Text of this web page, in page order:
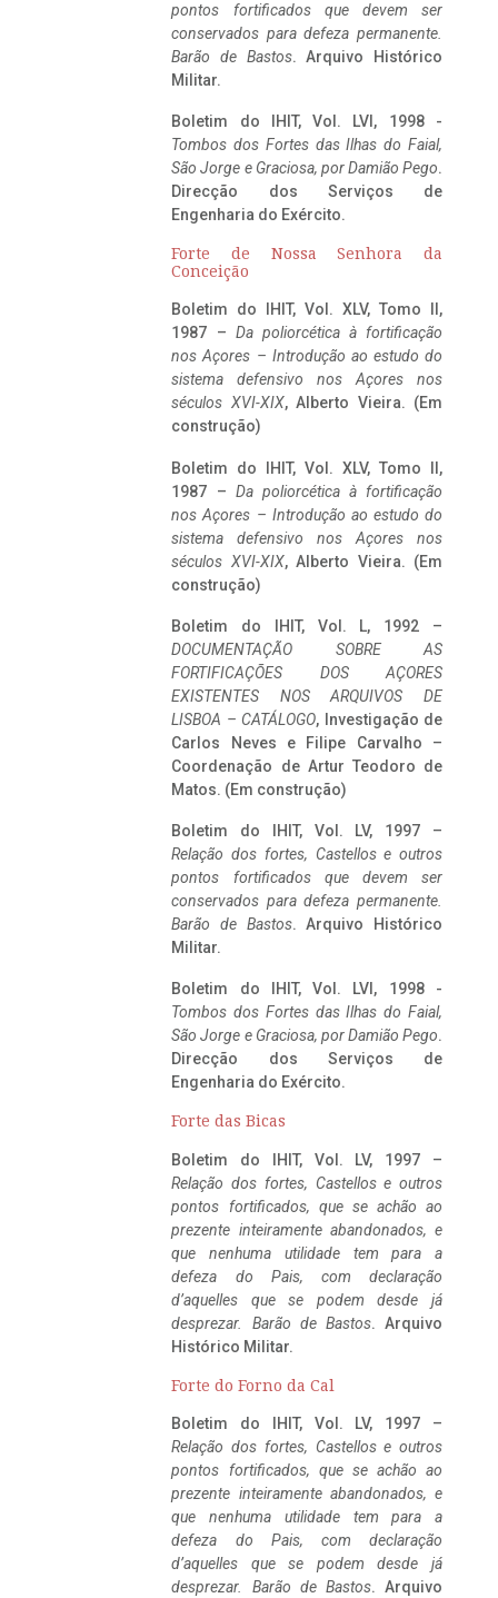
pontos fortificados que devem ser
conservados para defeza permanente.
Barão de Bastos. Arquivo Histórico
Militar.
Boletim do IHIT, Vol. LVI, 1998 -
Tombos dos Fortes das Ilhas do Faial,
São Jorge e Graciosa, por Damião Pego.
Direcção dos Serviços de
Engenharia do Exército.
Forte de Nossa Senhora da
Conceição
Boletim do IHIT, Vol. XLV, Tomo II,
1987 – Da poliorcética à fortificação
nos Açores – Introdução ao estudo do
sistema defensivo nos Açores nos
séculos XVI-XIX, Alberto Vieira. (Em
construção)
Boletim do IHIT, Vol. XLV, Tomo II,
1987 – Da poliorcética à fortificação
nos Açores – Introdução ao estudo do
sistema defensivo nos Açores nos
séculos XVI-XIX, Alberto Vieira. (Em
construção)
Boletim do IHIT, Vol. L, 1992 –
DOCUMENTAÇÃO SOBRE AS
FORTIFICAÇÕES DOS AÇORES
EXISTENTES NOS ARQUIVOS DE
LISBOA – CATÁLOGO, Investigação de
Carlos Neves e Filipe Carvalho –
Coordenação de Artur Teodoro de
Matos. (Em construção)
Boletim do IHIT, Vol. LV, 1997 –
Relação dos fortes, Castellos e outros
pontos fortificados que devem ser
conservados para defeza permanente.
Barão de Bastos. Arquivo Histórico
Militar.
Boletim do IHIT, Vol. LVI, 1998 -
Tombos dos Fortes das Ilhas do Faial,
São Jorge e Graciosa, por Damião Pego.
Direcção dos Serviços de
Engenharia do Exército.
Forte das Bicas
Boletim do IHIT, Vol. LV, 1997 –
Relação dos fortes, Castellos e outros
pontos fortificados, que se achão ao
prezente inteiramente abandonados, e
que nenhuma utilidade tem para a
defeza do Pais, com declaração
d’aquelles que se podem desde já
desprezar. Barão de Bastos. Arquivo
Histórico Militar.
Forte do Forno da Cal
Boletim do IHIT, Vol. LV, 1997 –
Relação dos fortes, Castellos e outros
pontos fortificados, que se achão ao
prezente inteiramente abandonados, e
que nenhuma utilidade tem para a
defeza do Pais, com declaração
d’aquelles que se podem desde já
desprezar. Barão de Bastos. Arquivo